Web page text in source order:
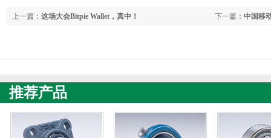
下一篇： 中国移
上一篇： 这场大会Bitpie Wallet，真中！
推荐产品